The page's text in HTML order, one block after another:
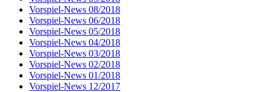
Vorspiel-News 08/2018
Vorspiel-News 06/2018
Vorspiel-News 05/2018
Vorspiel-News 04/2018
Vorspiel-News 03/2018
Vorspiel-News 02/2018
Vorspiel-News 01/2018
Vorspiel-News 12/2017